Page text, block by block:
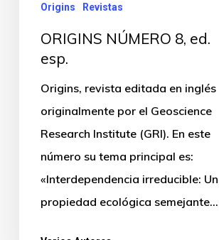
Origins Revistas
ORIGINS NÚMERO 8, ed.
esp.
Origins, revista editada en inglés
originalmente por el Geoscience
Research Institute (GRI). En este
número su tema principal es:
«Interdependencia irreducible:
propiedad ecológica semejante…